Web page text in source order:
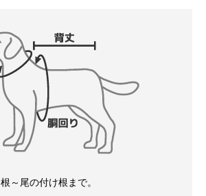
～尾の付け根まで。